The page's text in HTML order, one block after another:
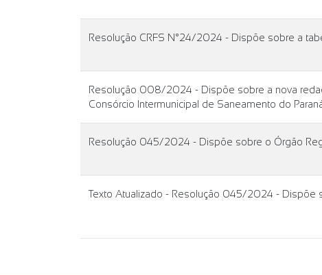
Resolução CRFS N°24/2024 - Dispõe sobre a
Resolução 008/2024 - Dispõe sobre a nova
Consórcio Intermunicipal de Saneamento do
Resolução 045/2024 - Dispõe sobre o Órgão
Texto Atualizado - Resolução 045/2024 - Dispõe